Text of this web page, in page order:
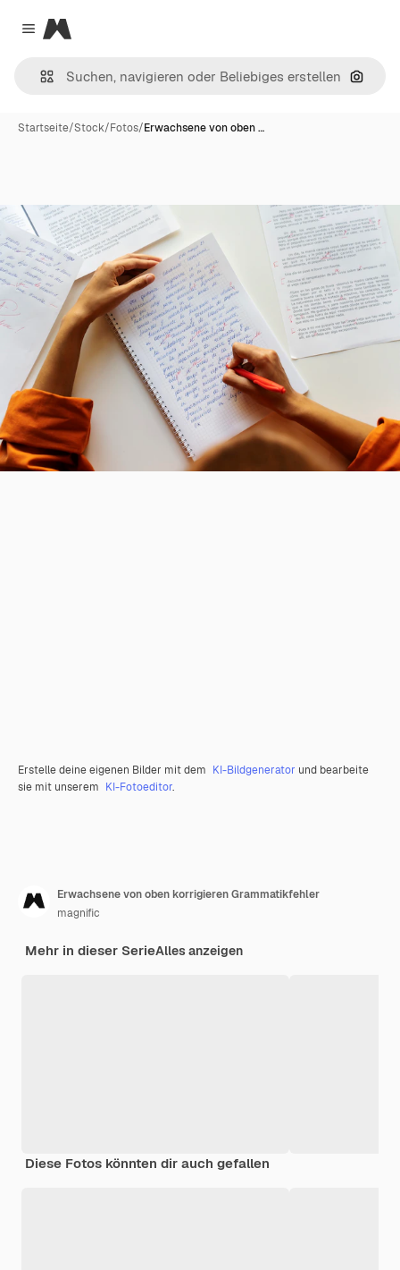
Close menu
Magnific
Nach
Startseite/Stock/Fotos/Erwachsene von oben …
Erstelle deine eigenen Bilder mit dem KI-Bildgenerator und bearbeite
sie mit unserem KI-Fotoeditor.
Erwachsene von oben korrigieren Grammatikfehler
magnific
Mehr in dieser SerieAlles anzeigen
Diese Fotos könnten dir auch gefallen